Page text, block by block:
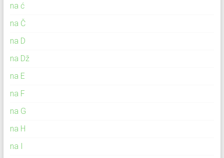
na ć
na Č
na D
na Dž
na E
na F
na G
na H
na I